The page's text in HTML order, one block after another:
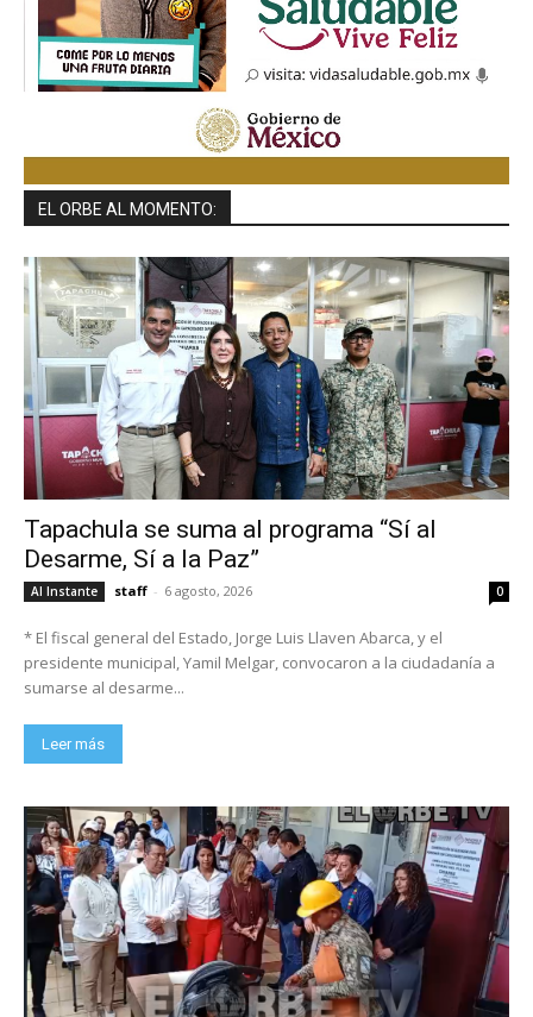
EL ORBE AL MOMENTO:
Tapachula se suma al programa “Sí al
Desarme, Sí a la Paz”
Al Instante staff - 6 agosto, 2026 0
* El fiscal general del Estado, Jorge Luis Llaven Abarca, y el
presidente municipal, Yamil Melgar, convocaron a la ciudadanía a
sumarse al desarme...
Leer más